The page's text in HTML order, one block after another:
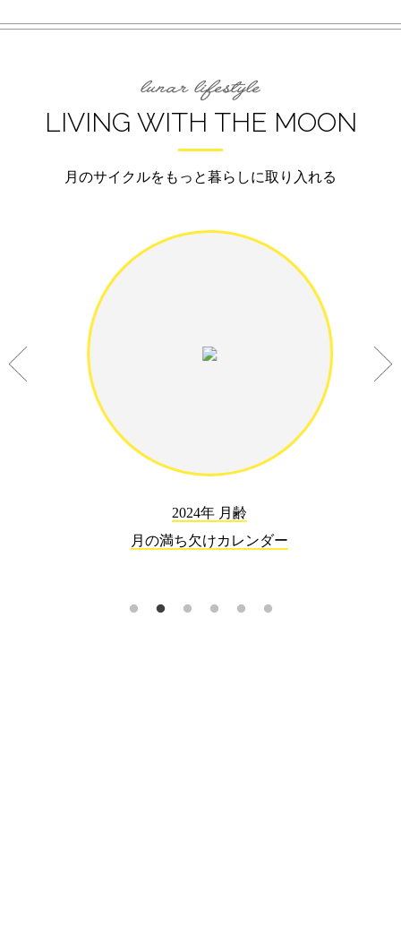
LIVING WITH THE MOON
月のサイクルをもっと暮らしに取り入れる
2024年 月齢
月の満ち欠けカレンダー